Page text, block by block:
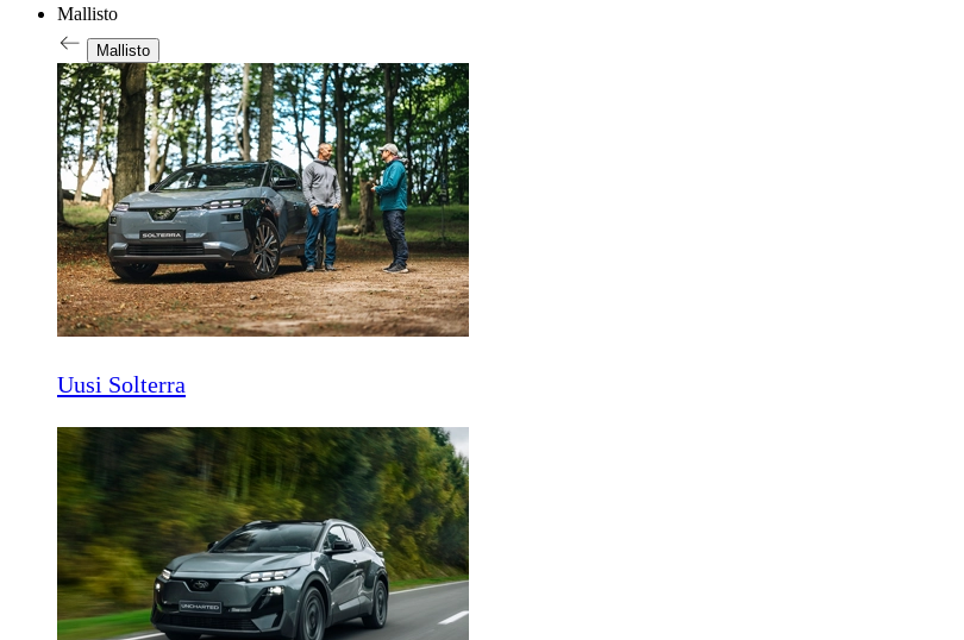
Mallisto
Mallisto
Uusi Solterra